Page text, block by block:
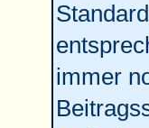
immer